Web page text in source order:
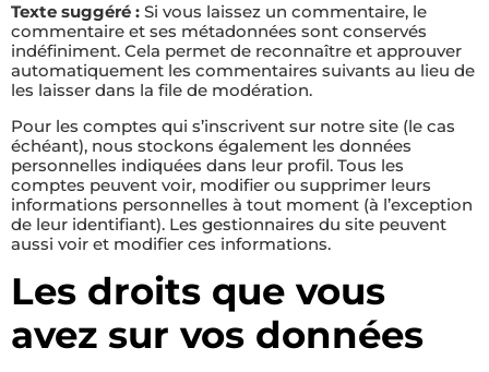
Texte suggéré : Si vous laissez un commentaire, le
commentaire et ses métadonnées sont conservés
indéfiniment. Cela permet de reconnaître et approuver
automatiquement les commentaires suivants au lieu de
les laisser dans la file de modération.
Pour les comptes qui s’inscrivent sur notre site (le cas
échéant), nous stockons également les données
personnelles indiquées dans leur profil. Tous les
comptes peuvent voir, modifier ou supprimer leurs
informations personnelles à tout moment (à l’exception
de leur identifiant). Les gestionnaires du site peuvent
aussi voir et modifier ces informations.
Les droits que vous
avez sur vos données